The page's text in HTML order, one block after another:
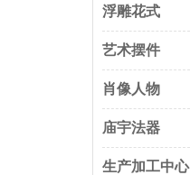
浮雕花式
艺术摆件
肖像人物
庙宇法器
生产加工中心